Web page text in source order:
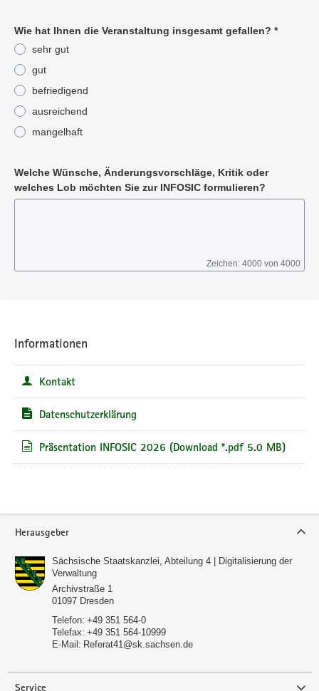
Wie hat Ihnen die Veranstaltung insgesamt gefallen? *
sehr gut
gut
befriedigend
ausreichend
mangelhaft
Welche Wünsche, Änderungsvorschläge, Kritik oder
welches Lob möchten Sie zur INFOSIC formulieren?
Zeichen: 4000 von 4000
Informationen
Kontakt
Datenschutzerklärung
Präsentation INFOSIC 2026 (Download *.pdf 5.0 MB)
Herausgeber
Sächsische Staatskanzlei, Abteilung 4 | Digitalisierung der
Verwaltung
Archivstraße 1
01097 Dresden
Telefon: +49 351 564-0
Telefax: +49 351 564-10999
E-Mail: Referat41@sk.sachsen.de
Service